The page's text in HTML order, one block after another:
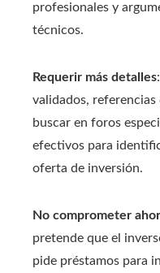
profesionales y
técnicos.
Requerir más detalles
validados,
buscar en foros
efectivos para
oferta de inversión.
No comprometer
pretende que el
pide préstamos para